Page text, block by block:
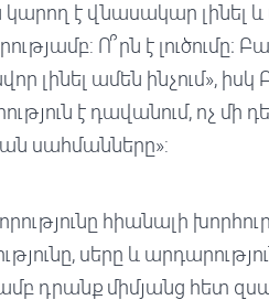
կարող է վնասակար
Ո՞րն է լուծումը։
լինել ամեն ինչում»,
է դավանում, ոչ մի
սահմանները»:
հիանալի
սերը և
դրանք միմյանց հետ